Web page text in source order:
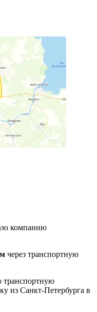
компанию
через транспортную
транспортную
из Санкт-Петербурга в